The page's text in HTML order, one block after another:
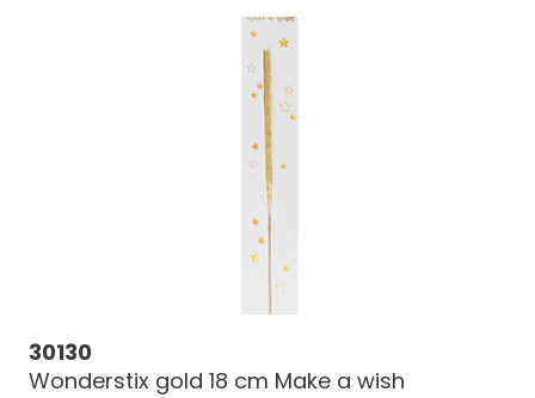
30130
Wonderstix gold 18 cm Make a wish